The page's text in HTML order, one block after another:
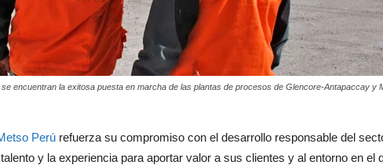
encuentran la exitosa puesta en marcha de las plantas de procesos de Glencore-Antapaccay y
Perú refuerza su compromiso con el desarrollo responsable del
y la experiencia para aportar valor a sus clientes y al entorno en el